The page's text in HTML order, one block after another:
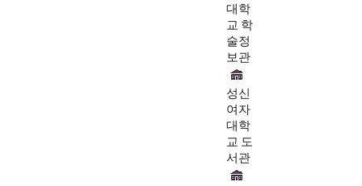
대학
교 학
술정
보관
성신
여자
대학
교 도
서관